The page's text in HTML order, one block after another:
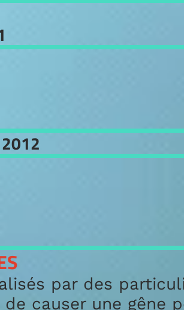
par des particuliers
une gêne pour